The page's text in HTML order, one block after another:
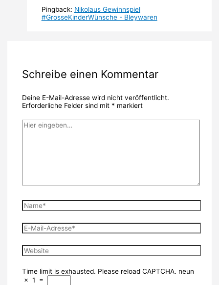
Pingback: Nikolaus Gewinnspiel
#GrosseKinderWünsche - Bleywaren
Schreibe einen Kommentar
Deine E-Mail-Adresse wird nicht veröffentlicht.
Erforderliche Felder sind mit * markiert
Hier
eingeben…
Name*
E-
Mail-
Website
Time limit is exhausted. Please reload CAPTCHA. neun
× 1 =